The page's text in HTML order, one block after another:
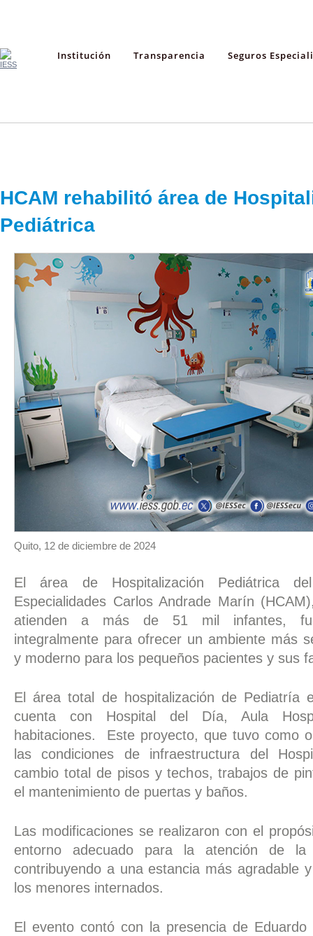
Institución Transparencia Seguros
HCAM rehabilitó área de
Pediátrica
Quito, 12 de diciembre de 2024
El área de Hospitalización Pediátrica
Especialidades Carlos Andrade Marín
atienden a más de 51 mil infantes,
integralmente para ofrecer un ambiente más
y moderno para los pequeños pacientes y sus
El área total de hospitalización de Pediatría
cuenta con Hospital del Día, Aula
habitaciones. Este proyecto, que tuvo como
las condiciones de infraestructura del
cambio total de pisos y techos, trabajos de
el mantenimiento de puertas y baños.
Las modificaciones se realizaron con el
entorno adecuado para la atención de la
contribuyendo a una estancia más agradable
los menores internados.
El evento contó con la presencia de Eduardo